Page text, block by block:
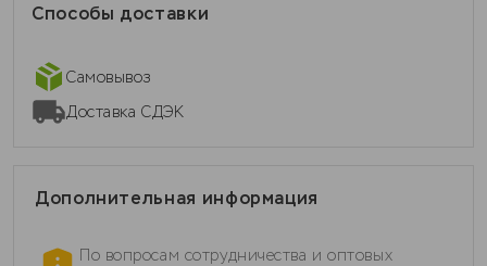
Способы доставки
Самовывоз
Доставка СДЭК
Дополнительная информация
По вопросам сотрудничества и оптовых